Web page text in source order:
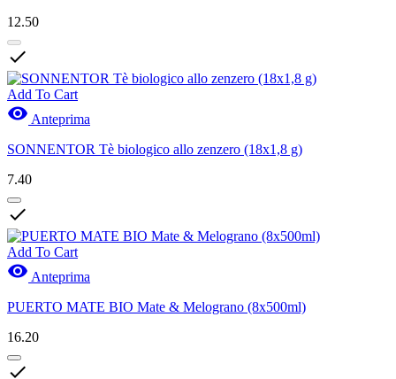
12.50

Add To Cart
 Anteprima
SONNENTOR Tè biologico allo zenzero (18x1,8 g)
7.40

Add To Cart
 Anteprima
PUERTO MATE BIO Mate & Melograno (8x500ml)
16.20
